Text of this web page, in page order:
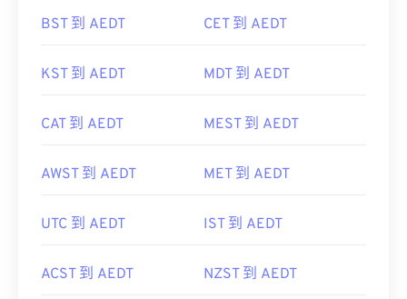
BST 到 AEDT CET 到 AEDT
KST 到 AEDT MDT 到 AEDT
CAT 到 AEDT MEST 到 AEDT
AWST 到 AEDT MET 到 AEDT
UTC 到 AEDT IST 到 AEDT
ACST 到 AEDT NZST 到 AEDT